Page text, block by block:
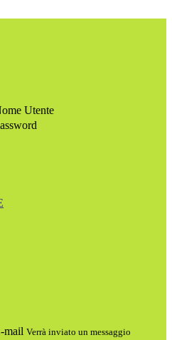
Utente
mail Verrà inviato un messaggio